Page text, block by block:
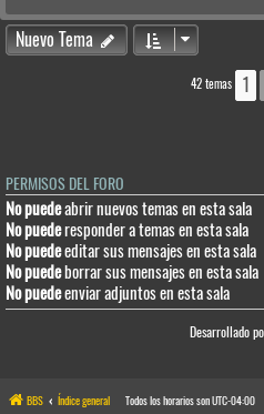
Nuevo Tema
42 temas 1
PERMISOS DEL FORO
No puedeabrir nuevos temas en esta sala
No puederesponder a temas en esta sala
No puedeeditar sus mensajes en esta sala
No puedeborrar sus mensajes en esta sala
No puedeenviar adjuntos en esta sala
Desarrollado
BBS Índice general Todos los horarios sonUTC-04:00